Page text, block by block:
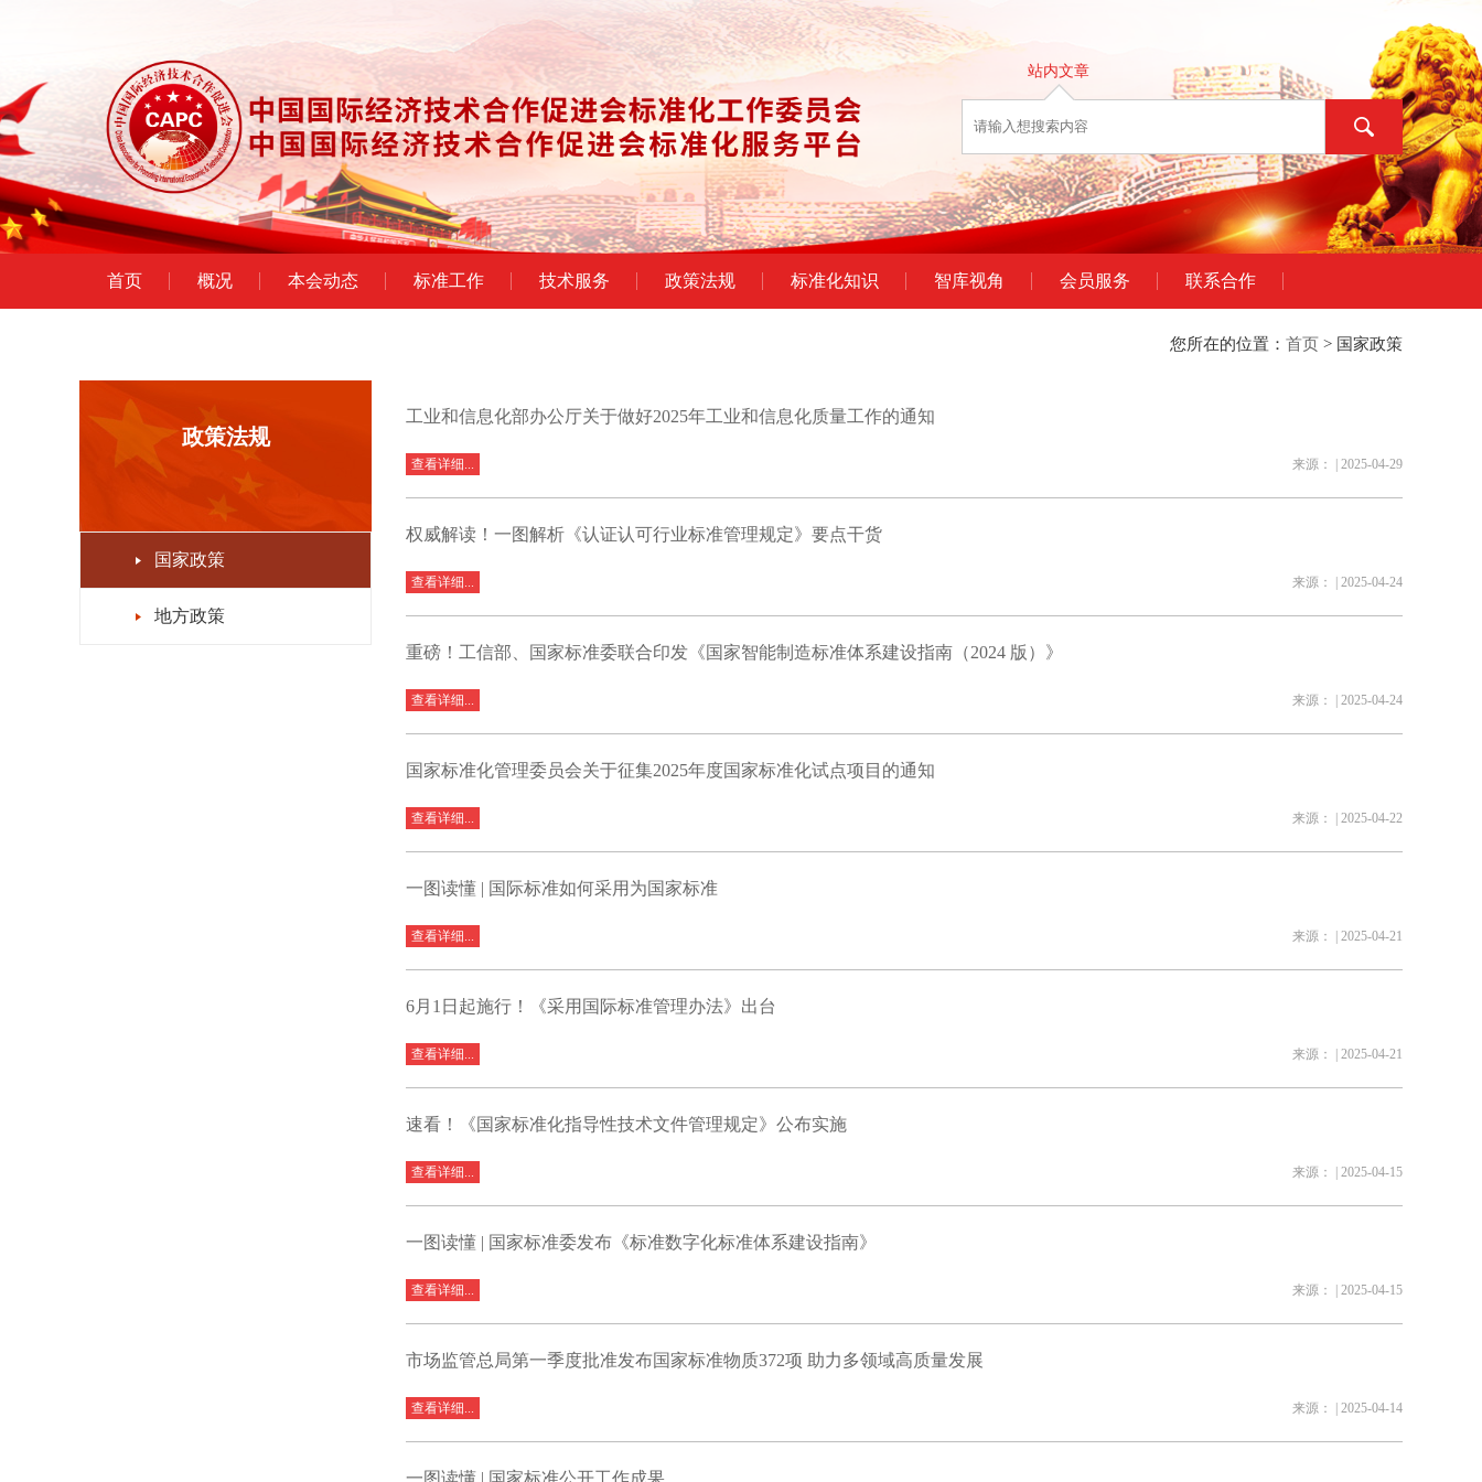
站内文章
首页 概况 本会动态 标准工作 技术服务 政策法规 标准化知识 智库视角 会员服务 联系合作
您所在的位置： 首页 > 国家政策
工业和信息化部办公厅关于做好2025年工业和信息化质量工作的通知
查看详细... 来源： | 2025-04-29
权威解读！一图解析《认证认可行业标准管理规定》要点干货
查看详细... 来源： | 2025-04-24
重磅！工信部、国家标准委联合印发《国家智能制造标准体系建设指南（2024 版）》
查看详细... 来源： | 2025-04-24
国家标准化管理委员会关于征集2025年度国家标准化试点项目的通知
查看详细... 来源： | 2025-04-22
一图读懂 | 国际标准如何采用为国家标准
查看详细... 来源： | 2025-04-21
6月1日起施行！《采用国际标准管理办法》出台
查看详细... 来源： | 2025-04-21
速看！《国家标准化指导性技术文件管理规定》公布实施
查看详细... 来源： | 2025-04-15
一图读懂 | 国家标准委发布《标准数字化标准体系建设指南》
查看详细... 来源： | 2025-04-15
市场监管总局第一季度批准发布国家标准物质372项 助力多领域高质量发展
查看详细... 来源： | 2025-04-14
一图读懂 | 国家标准公开工作成果
政策法规
国家政策
地方政策